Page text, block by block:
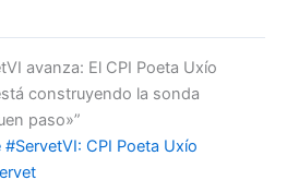
avanza: El CPI Poeta Uxío
construyendo la sonda
paso»”
CPI Poeta Uxío